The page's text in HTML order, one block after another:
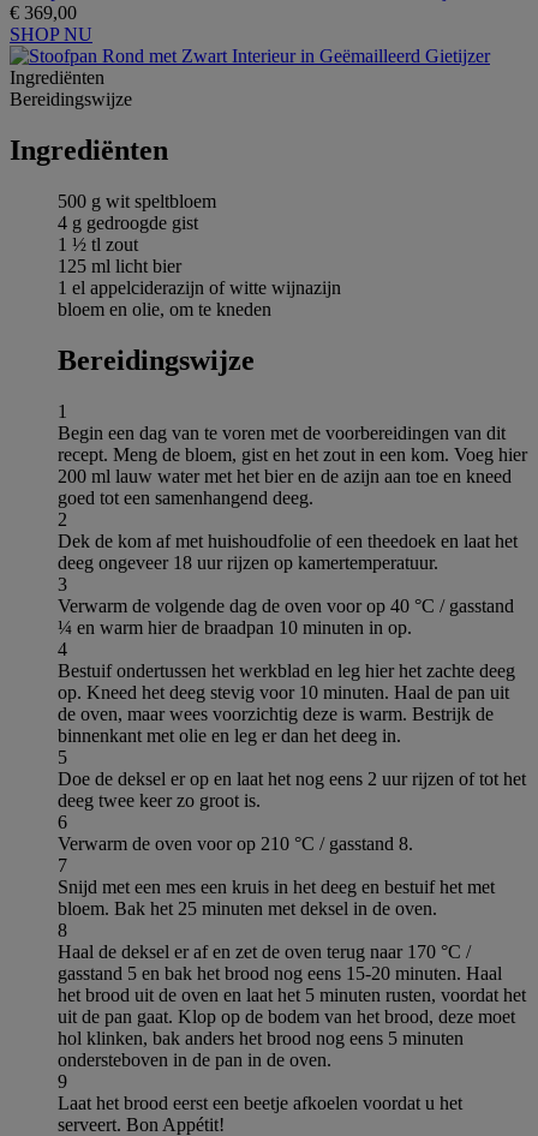
€ 369,00
SHOP NU
Ingrediёnten
Bereidingswijze
Ingrediёnten
500 g wit speltbloem
4 g gedroogde gist
1 ½ tl zout
125 ml licht bier
1 el appelciderazijn of witte wijnazijn
bloem en olie, om te kneden
Bereidingswijze
1
Begin een dag van te voren met de voorbereidingen van dit
recept. Meng de bloem, gist en het zout in een kom. Voeg hier
200 ml lauw water met het bier en de azijn aan toe en kneed
goed tot een samenhangend deeg.
2
Dek de kom af met huishoudfolie of een theedoek en laat het
deeg ongeveer 18 uur rijzen op kamertemperatuur.
3
Verwarm de volgende dag de oven voor op 40 °C / gasstand
¼ en warm hier de braadpan 10 minuten in op.
4
Bestuif ondertussen het werkblad en leg hier het zachte deeg
op. Kneed het deeg stevig voor 10 minuten. Haal de pan uit
de oven, maar wees voorzichtig deze is warm. Bestrijk de
binnenkant met olie en leg er dan het deeg in.
5
Doe de deksel er op en laat het nog eens 2 uur rijzen of tot het
deeg twee keer zo groot is.
6
Verwarm de oven voor op 210 °C / gasstand 8.
7
Snijd met een mes een kruis in het deeg en bestuif het met
bloem. Bak het 25 minuten met deksel in de oven.
8
Haal de deksel er af en zet de oven terug naar 170 °C /
gasstand 5 en bak het brood nog eens 15-20 minuten. Haal
het brood uit de oven en laat het 5 minuten rusten, voordat het
uit de pan gaat. Klop op de bodem van het brood, deze moet
hol klinken, bak anders het brood nog eens 5 minuten
ondersteboven in de pan in de oven.
9
Laat het brood eerst een beetje afkoelen voordat u het
serveert. Bon Appétit!